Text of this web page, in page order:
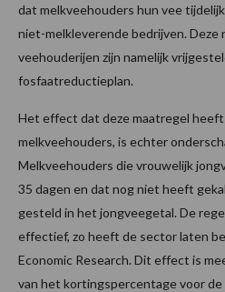
dat melkveehouders hun vee
niet-melkleverende bedrijven. Deze
veehouderijen zijn namelijk
fosfaatreductieplan.
Het effect dat deze maatregel
melkveehouders, is echter
Melkveehouders die vrouwelijk
35 dagen en dat nog niet heeft
gesteld in het jongveegetal. De
effectief, zo heeft de sector laten
Economic Research. Dit effect is
van het kortingspercentage voor de